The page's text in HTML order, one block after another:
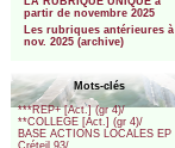
partir de novembre 2025
Les rubriques antérieures à
nov. 2025 (archive)
Mots-clés
***REP+ [Act.] (gr 4)/
**COLLEGE [Act.] (gr 4)/
BASE ACTIONS LOCALES EP